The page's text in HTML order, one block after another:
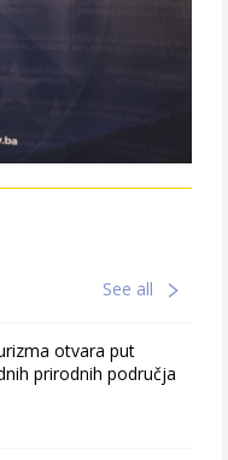
See all
otvara put
prirodnih područja